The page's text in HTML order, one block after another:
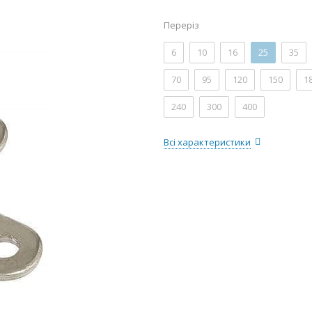
Переріз
6 10 16 25 35
70 95 120 150
240 300 400
Всі характеристики